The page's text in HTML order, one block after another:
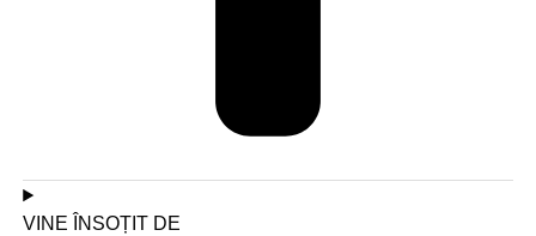
VINE ÎNSOȚIT DE